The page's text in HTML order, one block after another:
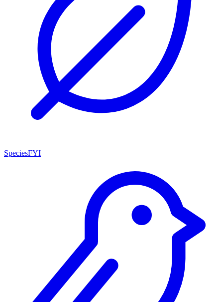
SpeciesFYI